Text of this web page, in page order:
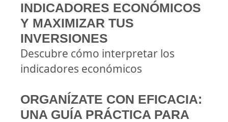
INDICADORES ECONÓMICOS
Y MAXIMIZAR TUS
INVERSIONES
Descubre cómo interpretar los
indicadores económicos
ORGANÍZATE CON EFICACIA:
UNA GUÍA PRÁCTICA PARA